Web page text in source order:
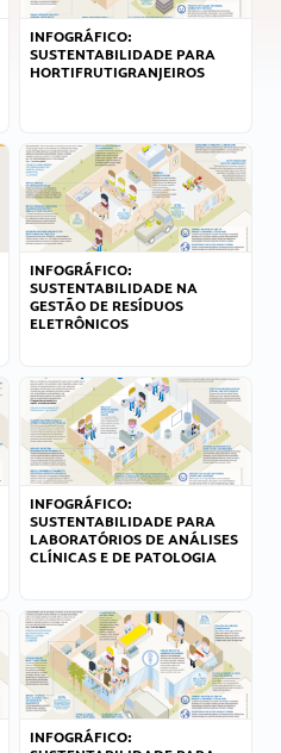
INFOGRÁFICO:
SUSTENTABILIDADE PARA
HORTIFRUTIGRANJEIROS
INFOGRÁFICO:
SUSTENTABILIDADE NA
GESTÃO DE RESÍDUOS
ELETRÔNICOS
INFOGRÁFICO:
SUSTENTABILIDADE PARA
LABORATÓRIOS DE ANÁLISES
CLÍNICAS E DE PATOLOGIA
INFOGRÁFICO: